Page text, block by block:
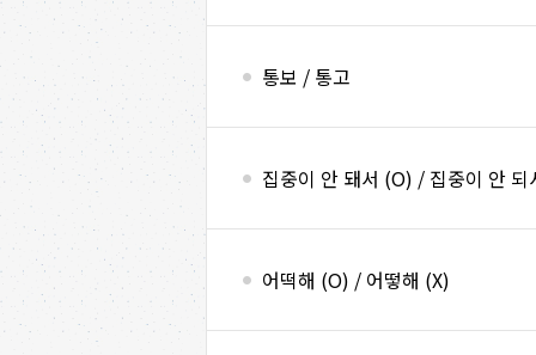
통보 / 통고
집중이 안 돼서 (O) / 집중이 안 되
어떡해 (O) / 어떻해 (X)